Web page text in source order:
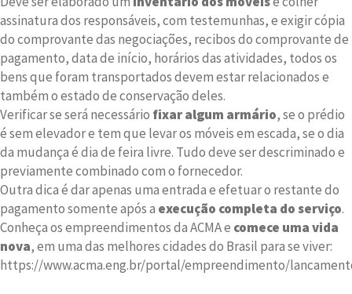
assinatura dos responsáveis, com testemunhas, e exigir cópia
do comprovante das negociações, recibos do comprovante de
pagamento, data de início, horários das atividades, todos os
bens que foram transportados devem estar relacionados e
também o estado de conservação deles.
Verificar se será necessário fixar algum armário, se o prédio
é sem elevador e tem que levar os móveis em escada, se o dia
da mudança é dia de feira livre. Tudo deve ser descriminado e
previamente combinado com o fornecedor.
Outra dica é dar apenas uma entrada e efetuar o restante do
pagamento somente após a execução completa do serviço.
Conheça os empreendimentos da ACMA e comece uma vida
nova, em uma das melhores cidades do Brasil para se viver:
https://www.acma.eng.br/portal/empreendimento/